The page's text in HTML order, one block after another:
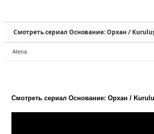
Смотреть сериал Основание: Орхан /
Alena
Смотреть сериал Основание: Орхан /
Sketchbook5, 스케치
Sketchbook5, 스케
Sketchbook5, 스케치
Sketchbook5, 스케